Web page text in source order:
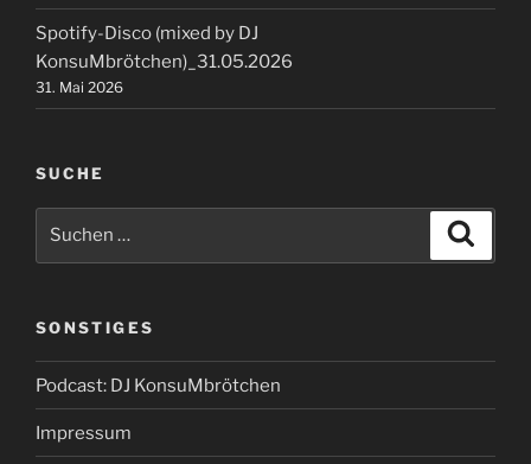
Spotify-Disco (mixed by DJ
KonsuMbrötchen)_31.05.2026
31. Mai 2026
SUCHE
SONSTIGES
Podcast: DJ KonsuMbrötchen
Impressum